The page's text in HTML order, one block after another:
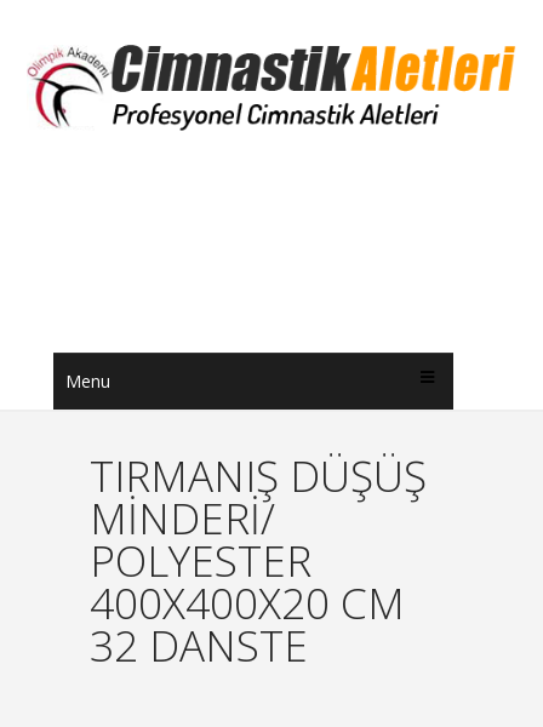
Menu
TIRMANIŞ DÜŞÜŞ
MİNDERİ/
POLYESTER
400X400X20 CM
32 DANSTE